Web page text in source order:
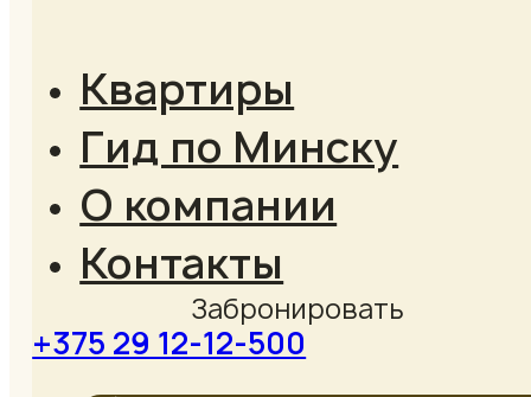
Квартиры
Гид по Минску
О компании
Контакты
+375 29 12-12-500